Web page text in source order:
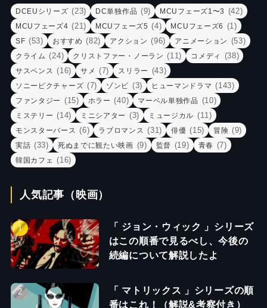
DCEUシリーズ (23) DC単独作品 (9) MCUフェーズ1〜3 (42)
MCUフェーズ4 (21) MCUフェーズ5 (4) MCUフェーズ6 (1)
SF (53) おすすめ (82) アクション (96) アニメーション (53)
クライム (24) クリストファー・ノーラン (11) コメディ (38)
サスペンス (16) サメ (7) スリラー (43)
ソニーピクチャーズ (7) ゾンビ (3) ヒューマンドラマ (143)
ファンタジー (15) ホラー (40) マーベル単独作品 (10)
ミステリー (14) ミニシアター (3) ミュージカル (11)
モンスターバース (6) ラブロマンス (31) 俳優 (15) 冒険 (9)
実話 (33) 死ぬまでに観たい映画 (9) 監督 (19) 青春 (7)
韓国カフェ (16)
人気記事（映画）
「 ジョン・ウィック 」シリーズ
はこの順番で見るべし、今後の
続編について解説したよ
「 マトリックス 」シリーズの順
番はこれ！（解説&考察付き）